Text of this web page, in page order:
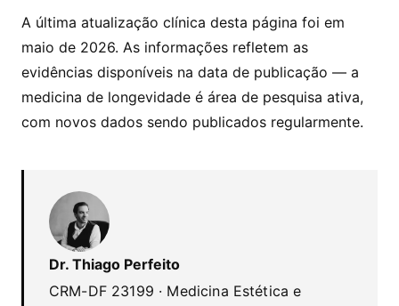
A última atualização clínica desta página foi em
maio de 2026. As informações refletem as
evidências disponíveis na data de publicação — a
medicina de longevidade é área de pesquisa ativa,
com novos dados sendo publicados regularmente.
Dr. Thiago Perfeito
CRM-DF 23199 · Medicina Estética e